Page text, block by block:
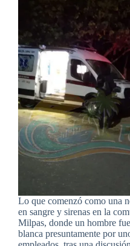
Lo que comenzó como una
en sangre y sirenas en la
Milpas, donde un hombre
blanca presuntamente por